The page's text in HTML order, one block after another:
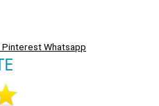
PinterestWhatsapp